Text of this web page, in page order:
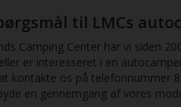
større model – uden
du
til LMCs
Camping Center har vi siden
er interesseret i en
kontakte os på telefonnummer
en gennemgang af vores